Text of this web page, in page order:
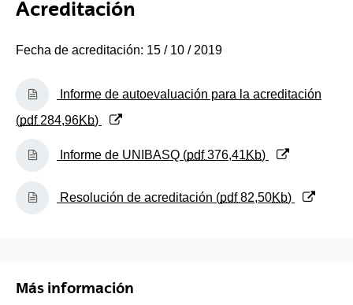
Acreditación
Fecha de acreditación: 15 / 10 / 2019
(Abre una nueva ventana)
Informe de autoevaluación para la acreditación
(pdf 284,96Kb)
(Abre una nueva ventana)
Informe de UNIBASQ (pdf376,41Kb)
(Abre una nueva ventana)
Resolución de acreditación (pdf82,50Kb)
Más información